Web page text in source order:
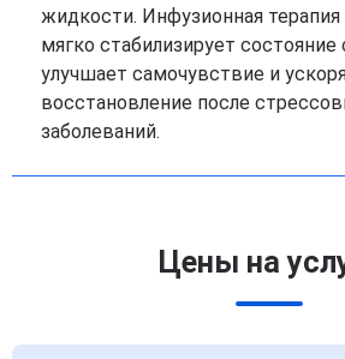
жидкости. Инфузионная
мягко стабилизирует состояние
улучшает самочувствие и
восстановление после
заболеваний.
Цены на